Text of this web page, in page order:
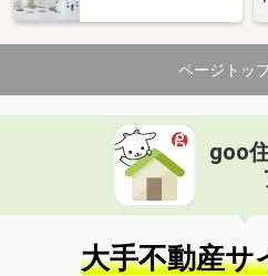
ページトッ
goo
大手不動産サ